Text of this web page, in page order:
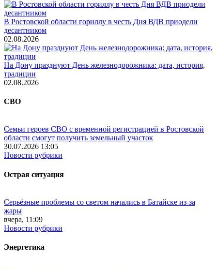
В Ростовской области гориллу в честь Дня ВДВ приодели
десантником
02.08.2026
На Дону празднуют День железнодорожника: дата, история,
традиции
02.08.2026
СВО
Семьи героев СВО с временной регистрацией в Ростовской
области смогут получить земельный участок
30.07.2026 13:05
Новости рубрики
Острая ситуация
Серьёзные проблемы со светом начались в Батайске из-за
жары
вчера, 11:09
Новости рубрики
Энергетика